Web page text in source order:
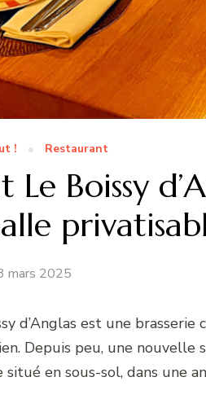
! Restaurant
Le Boissy
mars 2025
d’Anglas est une
Depuis peu, une nouvelle
situé en sous-sol, dans une